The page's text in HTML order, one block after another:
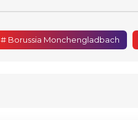
# Borussia Monchengladbach